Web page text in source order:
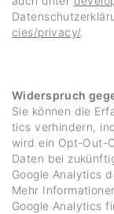
cies/​​​privacy/.
Widerspruch
Sie können die
tics verhin­dern,
wird ein Opt-Out-
Daten bei
Google Analy­tics
Mehr
Google Analy­tics